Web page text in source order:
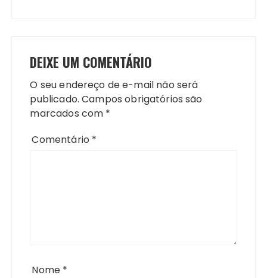
DEIXE UM COMENTÁRIO
O seu endereço de e-mail não será
publicado. Campos obrigatórios são
marcados com *
Comentário *
Nome *